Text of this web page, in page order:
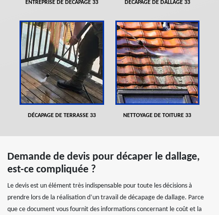
ENTREPRISE DE DÉCAPAGE 33 DÉCAPAGE DE DALLAGE 33
DÉCAPAGE DE TERRASSE 33 NETTOYAGE DE TOITURE 33
Demande de devis pour décaper le dallage,
est-ce compliquée ?
Le devis est un élément très indispensable pour toute les décisions à
prendre lors de la réalisation d’un travail de décapage de dallage. Parce
que ce document vous fournit des informations concernant le coût et la